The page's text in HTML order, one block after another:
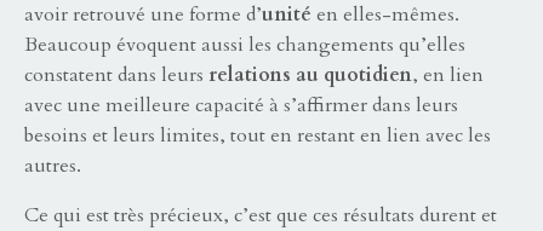
avoir retrouvé une forme d’unité en elles-mêmes.
Beaucoup évoquent aussi les changements qu’elles
constatent dans leurs relations au quotidien, en lien
avec une meilleure capacité à s’affirmer dans leurs
besoins et leurs limites, tout en restant en lien avec les
autres.
Ce qui est très précieux, c’est que ces résultats durent et